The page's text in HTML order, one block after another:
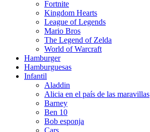
Fortnite
Kingdom Hearts
League of Legends
Mario Bros
The Legend of Zelda
World of Warcraft
Hamburger
Hamburguesas
Infantil
Aladdin
Alicia en el país de las maravillas
Barney
Ben 10
Bob esponja
Cars